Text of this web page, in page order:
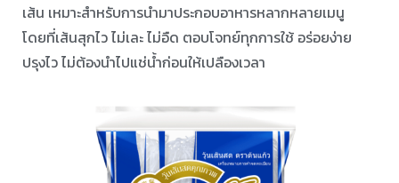
เส้น เหมาะสำหรับการนำมาประกอบอาหารหลากหลายเมนู
โดยที่เส้นสุกไว ไม่เละ ไม่อืด ตอบโจทย์ทุกการใช้ อร่อยง่าย
ปรุงไว ไม่ต้องนำไปแช่น้ำก่อนให้เปลืองเวลา ⠀ ⠀